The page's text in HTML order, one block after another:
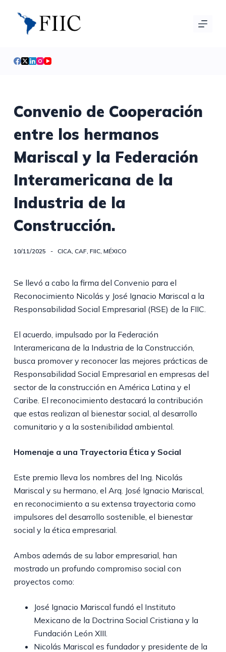
a
n
o
Convenio de Cooperación
entre los hermanos
Mariscal y la Federación
Interamericana de la
Industria de la
Construcción.
10/11/2025 CICA, CAF, FIIC, MÉXICO
Se llevó a cabo la firma del Convenio para el
Reconocimiento Nicolás y José Ignacio Mariscal a la
Responsabilidad Social Empresarial (RSE) de la FIIC.
El acuerdo, impulsado por la Federación
Interamericana de la Industria de la Construcción,
busca promover y reconocer las mejores prácticas de
Responsabilidad Social Empresarial en empresas del
sector de la construcción en América Latina y el
Caribe. El reconocimiento destacará la contribución
que estas realizan al bienestar social, al desarrollo
comunitario y a la sostenibilidad ambiental.
Homenaje a una Trayectoria Ética y Social
Este premio lleva los nombres del Ing. Nicolás
Mariscal y su hermano, el Arq. José Ignacio Mariscal,
en reconocimiento a su extensa trayectoria como
impulsores del desarrollo sostenible, el bienestar
social y la ética empresarial.
Ambos además de su labor empresarial, han
mostrado un profundo compromiso social con
proyectos como:
José Ignacio Mariscal fundó el Instituto
Mexicano de la Doctrina Social Cristiana y la
Fundación León XIII.
Nicolás Mariscal es fundador y presidente de la